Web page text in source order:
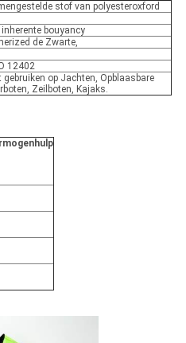
stof van polyesteroxford
inherente bouyancy
de Zwarte,
12402
gebruiken op Jachten, Opblaasbare
Zeilboten, Kajaks.